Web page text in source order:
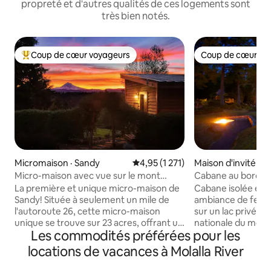
propreté et d'autres qualités de ces logements sont
très bien notés.
Coup de cœur voyageurs parmi les plus aimés
Coup de cœur voyageurs
Micromaison · Sandy Note moyenne de 4,95 sur 5, 1
4,95 (1 271)
Micro-maison avec vue sur le mont
Hood!
La première et unique micro-maison de
Sandy! Située à seulement un mile de
l'autoroute 26, cette micro-maison
unique se trouve sur 23 acres, offrant un
cadre paisible et privé avec un accès
facile au mont. Aventures sous le capot.
La petite maison a son propre espace et
Coup de cœur
Coup de cœur
Maison d'invité ·
Cabane au bord
pavillon extérieur
Cabane isolée et
ambiance de
sur un lac privé.
nationale du
avec de
randonnée, de
de vélo ! Les
Les commodités préférées pour les
locations de vacances à Molalla River